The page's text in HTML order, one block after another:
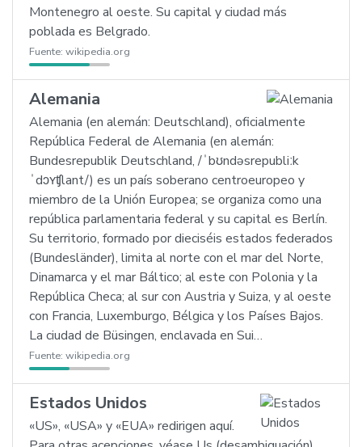
Montenegro al oeste. Su capital y ciudad más
poblada es Belgrado.
Fuente: wikipedia.org
Alemania
Alemania (en alemán: Deutschland), oficialmente
República Federal de Alemania (en alemán:
Bundesrepublik Deutschland, /ˈbʊndəsrepubliːk
ˈdɔʏʧlant/) es un país soberano centroeuropeo y
miembro de la Unión Europea; se organiza como una
república parlamentaria federal y su capital es Berlín.
Su territorio, formado por dieciséis estados federados
(Bundesländer), limita al norte con el mar del Norte,
Dinamarca y el mar Báltico; al este con Polonia y la
República Checa; al sur con Austria y Suiza, y al oeste
con Francia, Luxemburgo, Bélgica y los Países Bajos.
La ciudad de Büsingen, enclavada en Sui…
Fuente: wikipedia.org
Estados Unidos
«US», «USA» y «EUA» redirigen aquí.